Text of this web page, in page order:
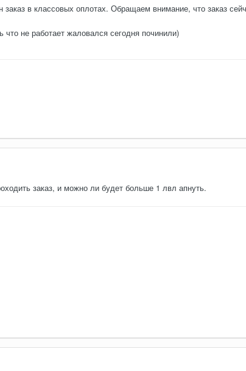
заказ в классовых оплотах. Обращаем внимание, что заказ
что не работает жаловался сегодня починили)
заказ, и можно ли будет больше 1 лвл апнуть.